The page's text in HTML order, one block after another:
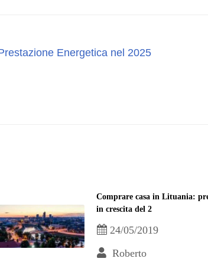
Energetica nel 2025
Comprare casa in Lituania:
in crescita del 2
24/05/2019
Roberto